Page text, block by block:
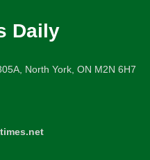
Daily
North York, ON M2N 6H7